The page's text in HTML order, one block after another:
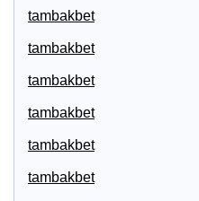
tambakbet
tambakbet
tambakbet
tambakbet
tambakbet
tambakbet